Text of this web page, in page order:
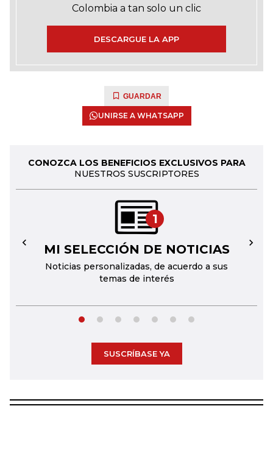
Colombia a tan solo un clic
DESCARGUE LA APP
GUARDAR
UNIRSE A WHATSAPP
CONOZCA LOS BENEFICIOS EXCLUSIVOS PARA
NUESTROS SUSCRIPTORES
1
MI SELECCIÓN DE NOTICIAS
Noticias personalizadas, de acuerdo a sus
temas de interés
← →
SUSCRÍBASE YA